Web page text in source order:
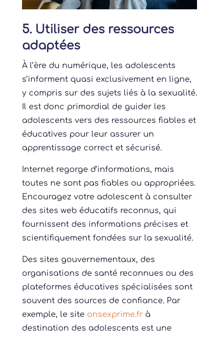
5. Utiliser des ressources
adaptées
À l’ère du numérique, les adolescents
s’informent quasi exclusivement en ligne,
y compris sur des sujets liés à la sexualité.
Il est donc primordial de guider les
adolescents vers des ressources fiables et
éducatives pour leur assurer un
apprentissage correct et sécurisé.
Internet regorge d’informations, mais
toutes ne sont pas fiables ou appropriées.
Encouragez votre adolescent à consulter
des sites web éducatifs reconnus, qui
fournissent des informations précises et
scientifiquement fondées sur la sexualité.
Des sites gouvernementaux, des
organisations de santé reconnues ou des
plateformes éducatives spécialisées sont
souvent des sources de confiance. Par
exemple, le site onsexprime.fr à
destination des adolescents est une